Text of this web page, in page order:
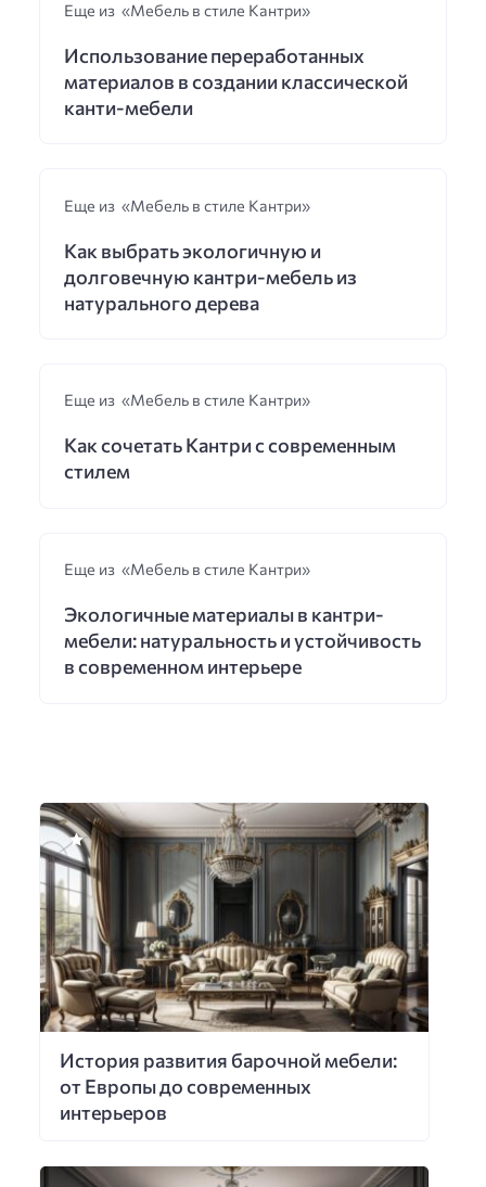
Еще из «Мебель в стиле Кантри»
Использование переработанных
материалов в создании классической
канти-мебели
Еще из «Мебель в стиле Кантри»
Как выбрать экологичную и
долговечную кантри-мебель из
натурального дерева
Еще из «Мебель в стиле Кантри»
Как сочетать Кантри с современным
стилем
Еще из «Мебель в стиле Кантри»
Экологичные материалы в кантри-
мебели: натуральность и устойчивость
в современном интерьере
История развития барочной мебели:
от Европы до современных
интерьеров